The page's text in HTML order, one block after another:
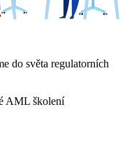
do světa regulatorních
AML školení